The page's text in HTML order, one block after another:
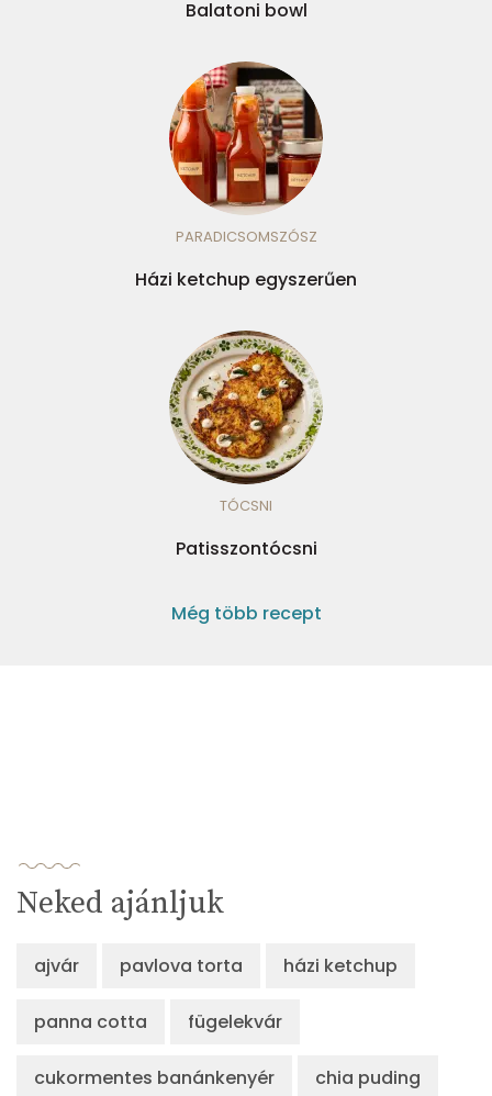
Balatoni bowl
PARADICSOMSZÓSZ
Házi ketchup egyszerűen
TÓCSNI
Patisszontócsni
Még több recept
Neked ajánljuk
ajvár pavlova torta házi ketchup
panna cotta fügelekvár
cukormentes banánkenyér chia puding